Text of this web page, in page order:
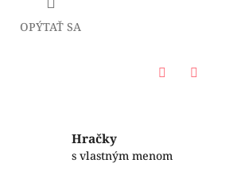
OPÝTAŤ SA
Hračky
s vlastným menom